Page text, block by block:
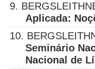
9.
Aplicada:
10.
Seminário
Nacional de